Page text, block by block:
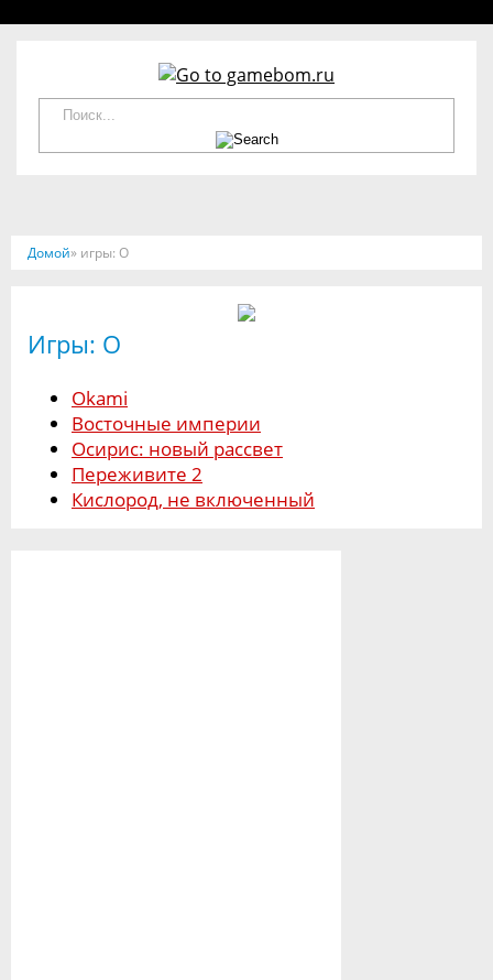
Домой» игры: O
Игры: O
Okami
Восточные империи
Осирис: новый рассвет
Переживите 2
Кислород, не включенный